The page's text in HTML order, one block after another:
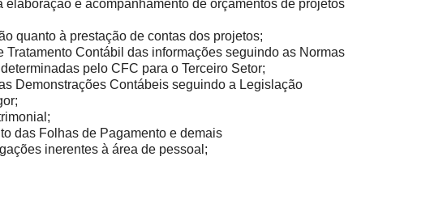
elaboração e acompanhamento de orçamentos de projetos
quanto à prestação de contas dos projetos;
Tratamento Contábil das informações seguindo as Normas
pelo CFC para o Terceiro Setor;
Demonstrações Contábeis seguindo a Legislação
das Folhas de Pagamento e demais
inerentes à área de pessoal;